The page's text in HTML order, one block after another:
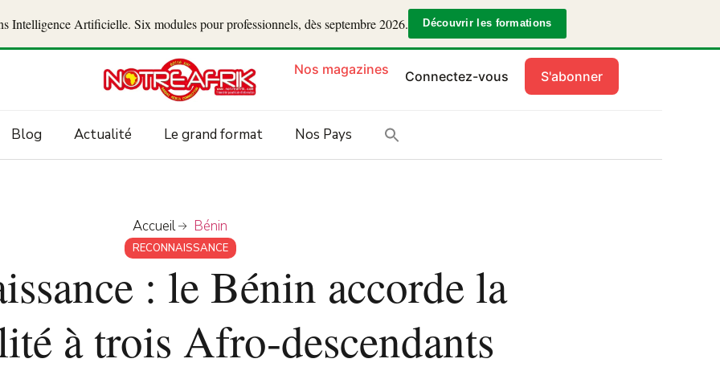
Intelligence Artificielle. Six modules pour professionnels, dès septembre 2026. Découvrir les formations
Nos magazines Connectez-vous S'abonner
Blog Actualité Le grand format Nos Pays
Accueil Bénin
RECONNAISSANCE
: le Bénin accorde la
à trois Afro-descendants